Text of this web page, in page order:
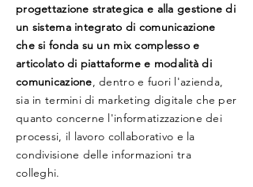
progettazione strategica e alla gestione di
un sistema integrato di comunicazione
che si fonda su un mix complesso e
articolato di piattaforme e modalità di
comunicazione, dentro e fuori l'azienda,
sia in termini di marketing digitale che per
quanto concerne l'informatizzazione dei
processi, il lavoro collaborativo e la
condivisione delle informazioni tra
colleghi.